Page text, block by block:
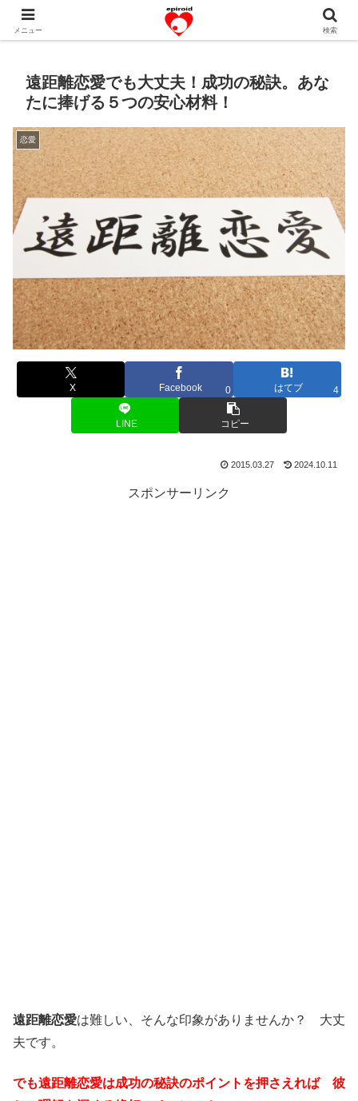
恋愛共感エピソード。あなたのストーリーを変えていく！。
遠距離恋愛でも大丈夫！成功の秘訣。あな
たに捧げる５つの安心材料！
恋愛
X Facebook 0 はてブ 4
LINE コピー
2015.03.27 2024.10.11
スポンサーリンク
遠距離恋愛は難しい、そんな印象がありませんか？ 大丈
夫です。
でも遠距離恋愛は成功の秘訣のポイントを押さえれば 彼
メニュー 検索